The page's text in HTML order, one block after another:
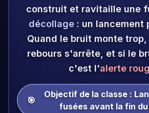
construit et ravitaille une
décollage : un lancement
Quand le bruit monte
rebours s'arrête, et si le
c'est l'alerte
🎯
Objectif de la classe :
fusées avant la fin